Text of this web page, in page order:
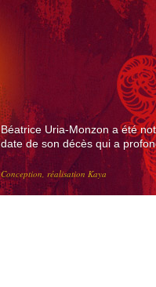
Béatrice Uria-Monzon a été
date de son décès qui a
Conception, réalisation Kaya